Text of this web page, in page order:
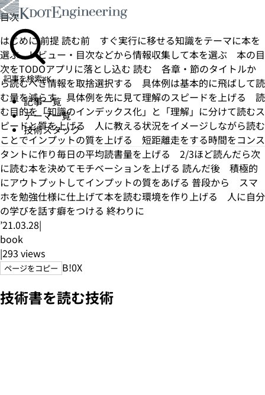
記事を検索⌘K
記事一覧
テーマ一覧
技術スタック
目次
はじめに前提 読む前
すぐ実行に移せる知識をテーマに本を
選ぶ レビュー・目次などから情報収集して本を選ぶ
本の目
次をTODOアプリに落とし込む 読む
各章・節のタイトルか
ら読むべき情報を取捨選択する
具体例は基本的に飛ばして読
む量を減らす
具体例を先に見て理解のスピードを上げる
読
む目的を「知識のインデックス化」と「理解」に分けて読むス
ピードと質を上げる
人に教える状況をイメージしながら読む
ことでインプットの質を上げる
短距離走をする時間をコンス
タントに作り毎日の平均読書量を上げる
2/3ほど読んだら次
に読む本を決めてモチベーションを上げる 読んだ後
積極的
にアウトプットしてインプットの質をあげる 普段から
スマ
ホを勉強仕様に仕上げて本を読む環境を作り上げる
人に自分
の学びを話す癖をつける 終わりに
’21.03.28|
book
|293 views
ページをコピー B!0X
技術書を読む技術